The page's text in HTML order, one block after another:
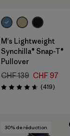
M's Lightweight
Synchilla® Snap-T®
Pullover
CHF 139 CHF 97
Évaluation: 4.7 / 5
(419Avis
)
30% de réduction